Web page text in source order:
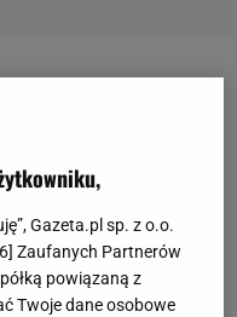
pomieścić niemal
dlatego, że czynna
wskazywało na
pisaliśmy na
ten cel przyznano
Gazeta.pl sp. z o.o.
] Zaufanych Partnerów
powiązaną z
Twoje dane osobowe